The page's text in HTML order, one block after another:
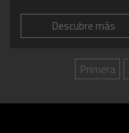
Descubre más
Primera